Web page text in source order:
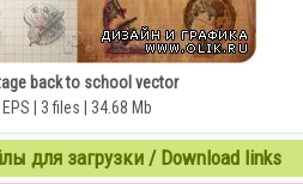
back to school vector
EPS | 3 files | 34.68 Mb
для загрузки / Download links